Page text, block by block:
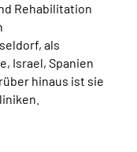
Rehabilitation
als
Israel, Spanien
hinaus ist sie